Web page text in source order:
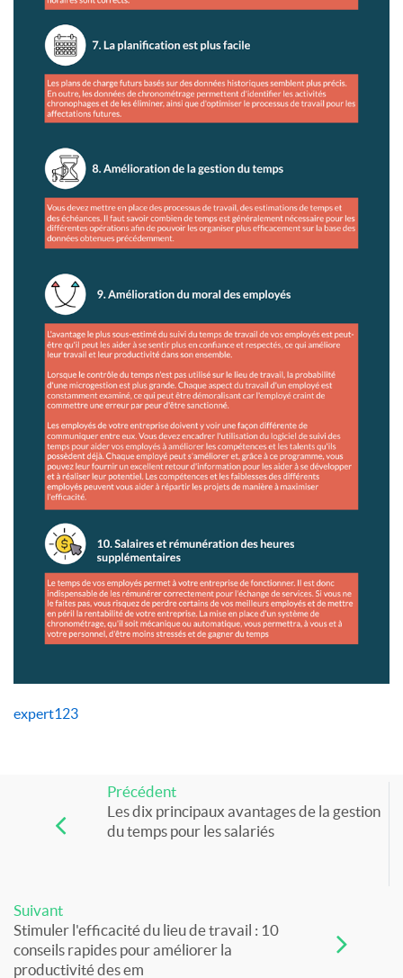
expert123
Précédent
Les dix principaux avantages de la gestion
du temps pour les salariés
Suivant
Stimuler l'efficacité du lieu de travail : 10
conseils rapides pour améliorer la
productivité des em